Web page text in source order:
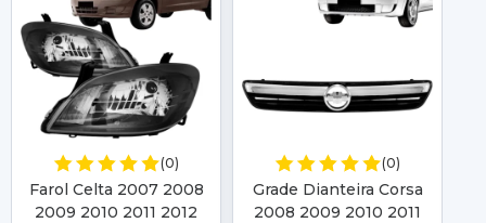
(0)
Farol Celta 2007 2008
2009 2010 2011 2012
(0)
Grade Dianteira Corsa
2008 2009 2010 2011